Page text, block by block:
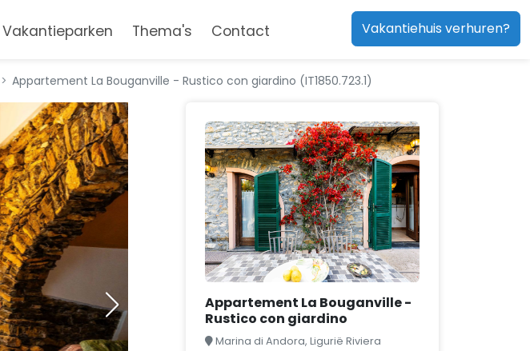
Vakantieparken Thema's Contact Vakantiehuis verhuren?
Appartement La Bouganville - Rustico con giardino (IT1850.723.1)
Appartement La Bouganville -
Rustico con giardino
Marina di Andora, Ligurië Riviera